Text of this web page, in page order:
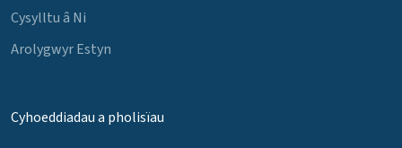
Cysylltu â Ni
Arolygwyr Estyn
Cyhoeddiadau a pholisïau